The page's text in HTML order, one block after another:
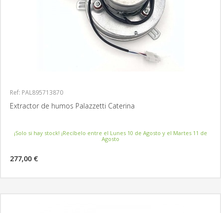
Ref: PAL895713870
Extractor de humos Palazzetti Caterina
¡Solo si hay stock! ¡Recíbelo entre el Lunes 10 de Agosto y el Martes 11 de
Agosto
277,00 €